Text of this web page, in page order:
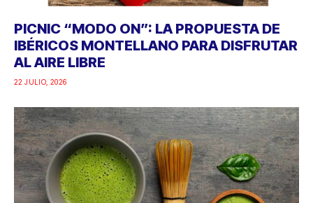
PICNIC “MODO ON”: LA PROPUESTA DE
IBÉRICOS MONTELLANO PARA DISFRUTAR
AL AIRE LIBRE
22 JULIO, 2026